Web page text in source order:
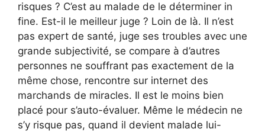
risques ? C’est au malade de le déterminer in
fine. Est-il le meilleur juge ? Loin de là. Il n’est
pas expert de santé, juge ses troubles avec une
grande subjectivité, se compare à d’autres
personnes ne souffrant pas exactement de la
même chose, rencontre sur internet des
marchands de miracles. Il est le moins bien
placé pour s’auto-évaluer. Même le médecin ne
s’y risque pas, quand il devient malade lui-